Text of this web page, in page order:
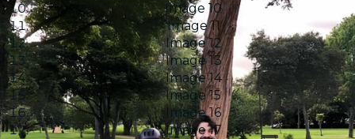
Image 10
Image 11
Image 12
Image 13
Image 14
Image 15
Image 16
Image 17